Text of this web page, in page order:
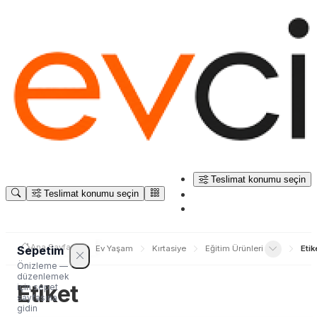
Teslimat konumu seçin
Teslimat konumu seçin
Sepetim
Önizleme —
düzenlemek
için sepet
sayfasına
gidin
Ana Sayfa Ev Yaşam Kırtasiye Eğitim Ürünleri
Etiket